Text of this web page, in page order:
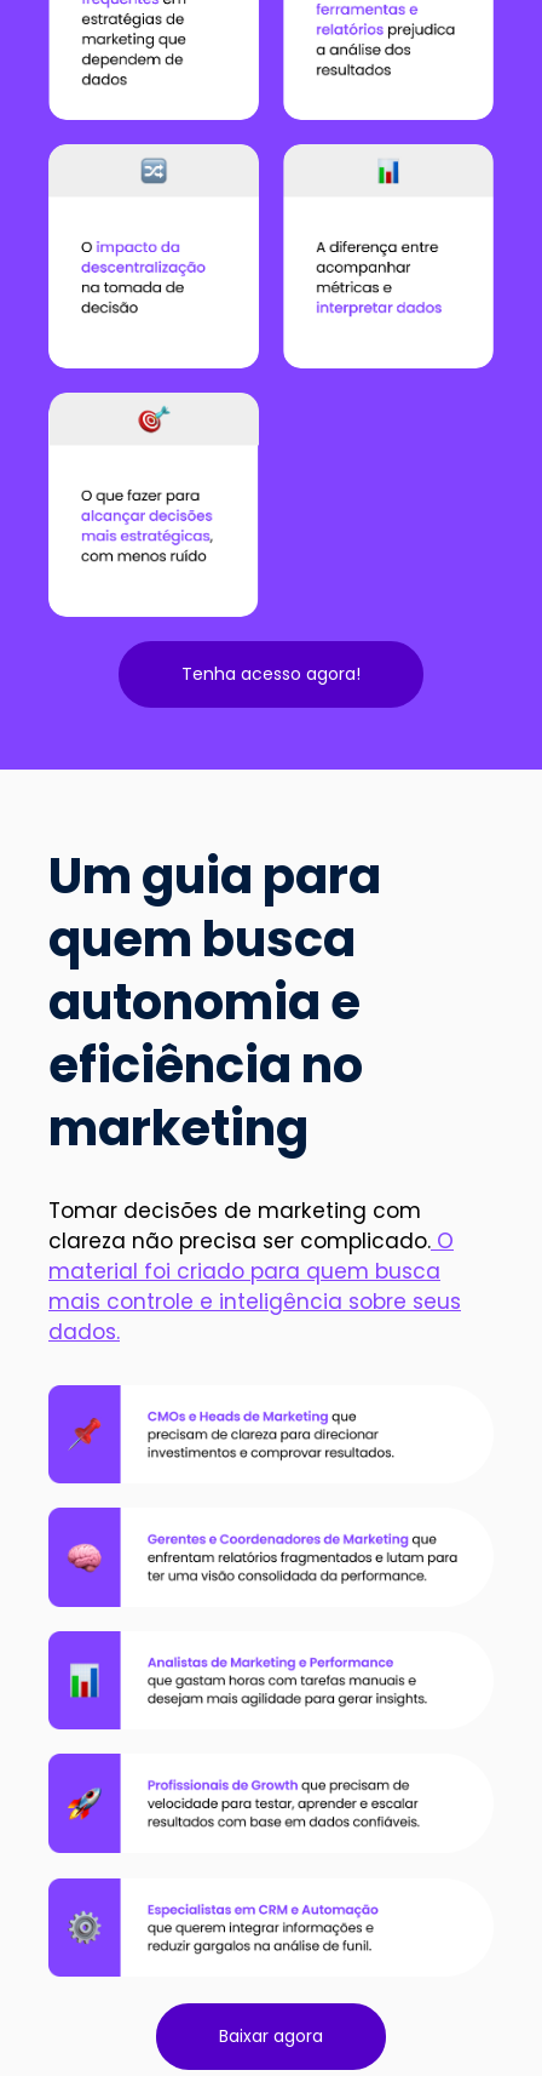
Tenha acesso agora!
Um guia para
quem busca
autonomia e
eficiência no
marketing
Tomar decisões de marketing com
clareza não precisa ser complicado. O
material foi criado para quem busca
mais controle e inteligência sobre seus
dados.
Baixar agora